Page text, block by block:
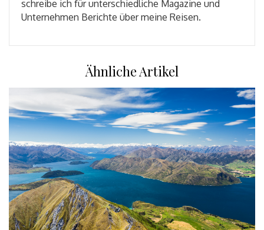
schreibe ich für unterschiedliche Magazine und
Unternehmen Berichte über meine Reisen.
Ähnliche Artikel